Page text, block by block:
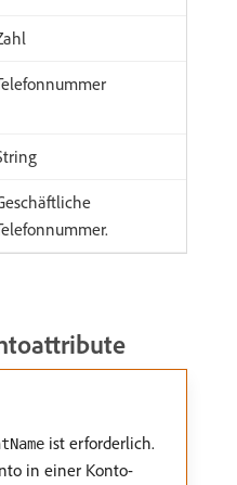
ist erforderlich.
in einer Konto-